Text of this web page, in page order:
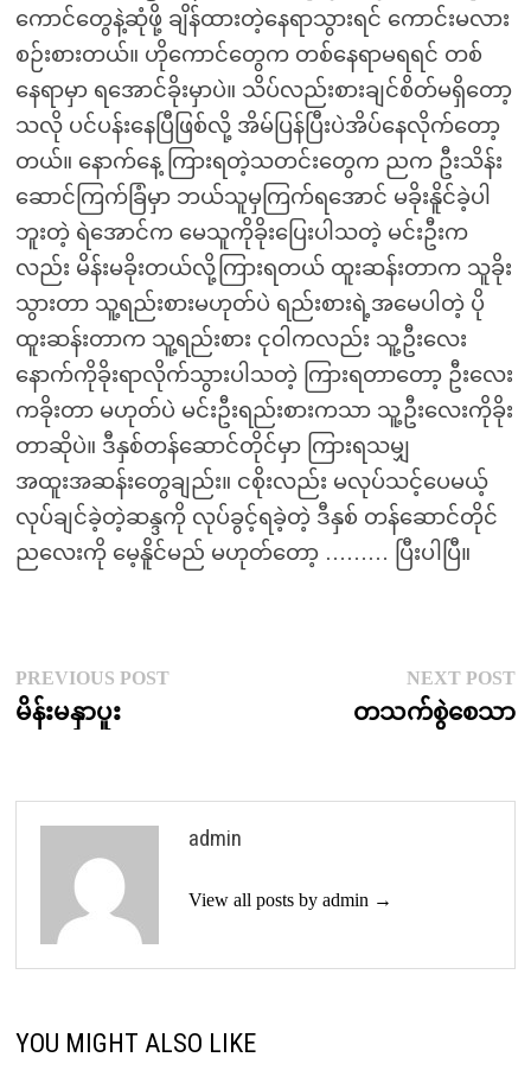
ကောင်တွေနဲ့ဆုံဖို့ ချိန်ထားတဲ့နေရာသွားရင် ကောင်းမလား
စဉ်းစားတယ်။ ဟိုကောင်တွေက တစ်နေရာမရရင် တစ်
နေရာမှာ ရအောင်ခိုးမှာပဲ။ သိပ်လည်းစားချင်စိတ်မရှိတော့
သလို ပင်ပန်းနေပြီဖြစ်လို့ အိမ်ပြန်ပြီးပဲအိပ်နေလိုက်တော့
တယ်။ နောက်နေ့ ကြားရတဲ့သတင်းတွေက ညက ဦးသိန်း
ဆောင်ကြက်ခြံမှာ ဘယ်သူမှကြက်ရအောင် မခိုးနိူင်ခဲ့ပါ
ဘူးတဲ့ ရဲအောင်က မေသူကိုခိုးပြေးပါသတဲ့ မင်းဦးက
လည်း မိန်းမခိုးတယ်လို့ကြားရတယ် ထူးဆန်းတာက သူခိုး
သွားတာ သူ့ရည်းစားမဟုတ်ပဲ ရည်းစားရဲ့အမေပါတဲ့ ပို
ထူးဆန်းတာက သူ့ရည်းစား ငုဝါကလည်း သူ့ဦးလေး
နောက်ကိုခိုးရာလိုက်သွားပါသတဲ့ ကြားရတာတော့ ဦးလေး
ကခိုးတာ မဟုတ်ပဲ မင်းဦးရည်းစားကသာ သူ့ဦးလေးကိုခိုး
တာဆိုပဲ။ ဒီနှစ်တန်ဆောင်တိုင်မှာ ကြားရသမျှ
အထူးအဆန်းတွေချည်း။ ငစိုးလည်း မလုပ်သင့်ပေမယ့်
လုပ်ချင်ခဲ့တဲ့ဆန္ဒကို လုပ်ခွင့်ရခဲ့တဲ့ ဒီနှစ် တန်ဆောင်တိုင်
ညလေးကို မေ့နိူင်မည် မဟုတ်တော့ ……… ပြီးပါပြီ။
Post
navigation
PREVIOUS POSTPrevious
မိန်းမနှာပူး
NEXT POST
တသက်စွဲစေသာ
admin
View all posts by admin →
YOU MIGHT ALSO LIKE